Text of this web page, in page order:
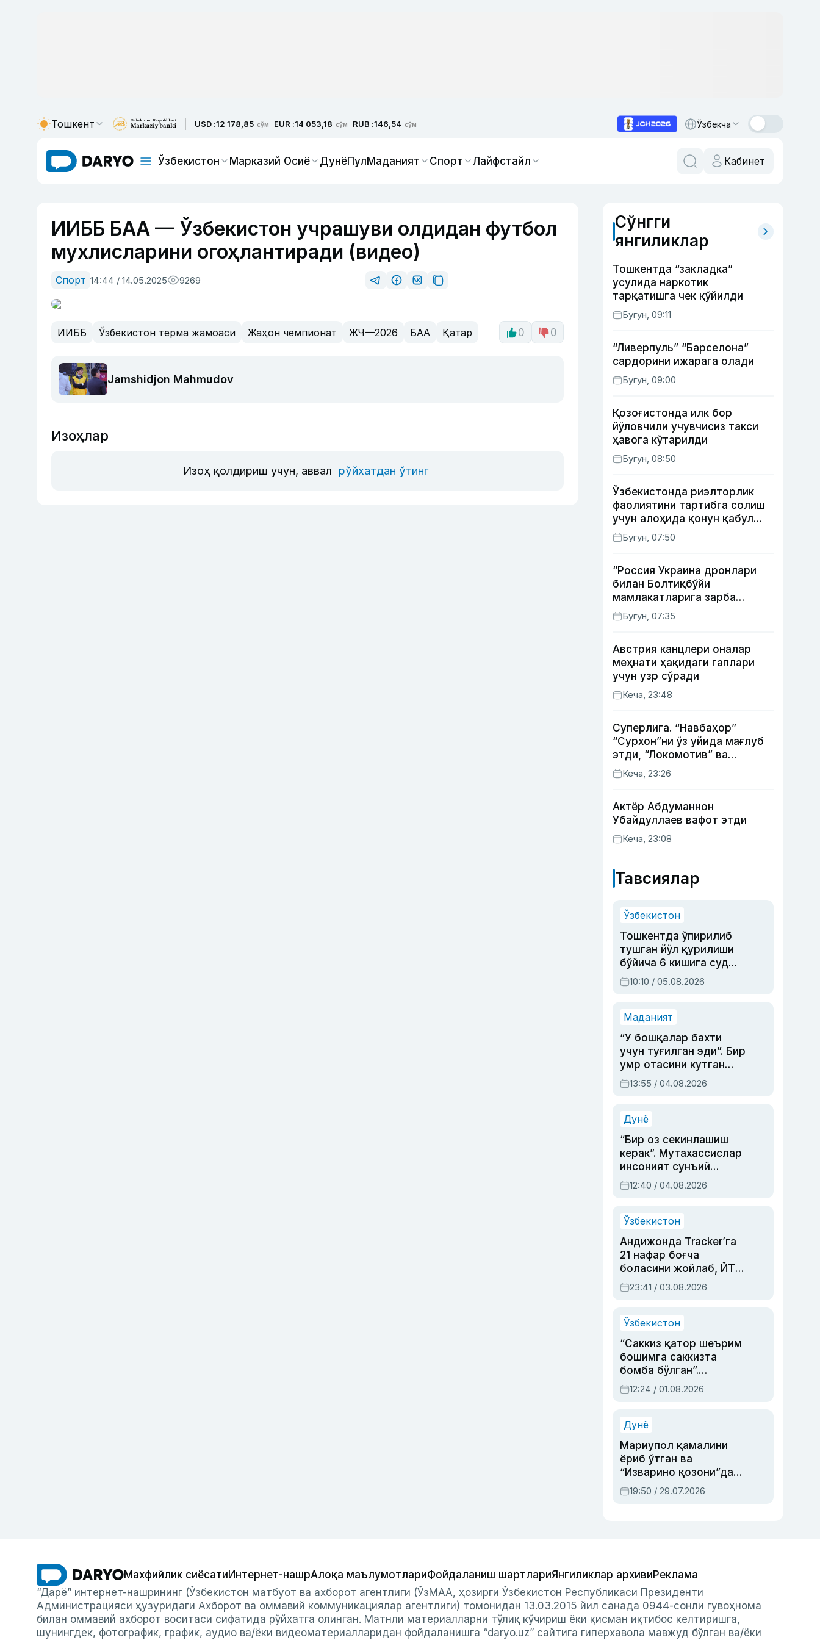
Тошкент USD :12 178,85 сўм EUR :14 053,18 сўм RUB :146,54 сўм Ўзбекча
Ўзбекистон Марказий Осиё ДунёПулМаданият Спорт Лайфстайл Кабинет
ИИББ БАА — Ўзбекистон учрашуви олдидан футбол
мухлисларини огоҳлантиради (видео)
Спорт 14:44 / 14.05.2025 9269
ИИББ Ўзбекистон терма жамоаси Жаҳон чемпионат ЖЧ—2026 БАА Қатар 0 0
Jamshidjon Mahmudov
Изоҳлар
Изоҳ қолдириш учун, аввал рўйхатдан ўтинг
Сўнгги
янгиликлар
Тошкентда “закладка”
усулида наркотик
тарқатишга чек қўйилди
Бугун, 09:11
“Ливерпуль” “Барселона”
сардорини ижарага олади
Бугун, 09:00
Қозоғистонда илк бор
йўловчили учувчисиз такси
ҳавога кўтарилди
Бугун, 08:50
Ўзбекистонда риэлторлик
фаолиятини тартибга солиш
учун алоҳида қонун қабул
қилинди
Бугун, 07:50
“Россия Украина дронлари
билан Болтиқбўйи
мамлакатларига зарба
бермоқчи” — Литва мудофаа
вазири
Бугун, 07:35
Австрия канцлери оналар
меҳнати ҳақидаги гаплари
учун узр сўради
Кеча, 23:48
Суперлига. “Навбаҳор”
“Сурхон”ни ўз уйида мағлуб
этди, “Локомотив” ва
“Хоразм” уйда ғалаба
қозонди
Кеча, 23:26
Актёр Абду­маннон
Убайдуллаев вафот этди
Кеча, 23:08
Тавсиялар
Ўзбекистон
Тошкентда ўпирилиб
тушган йўл қурилиши
бўйича 6 кишига суд
ҳукми ўқилди
10:10 / 05.08.2026
Маданият
“У бошқалар бахти
учун туғилган эди”. Бир
умр отасини кутган
актриса ва дубльяж
устаси Римма
синовларга тўла ҳаёти
13:55 / 04.08.2026
Дунё
“Бир оз секинлашиш
керак”. Мутахассислар
инсоният сунъий
интеллектни бошқара
олмай қолишидан
12:40 / 04.08.2026
Ўзбекистон
Андижонда Tracker’га
21 нафар боғча
боласини жойлаб, ЙТҲ
содир этган аёлга суд
ҳукми ўқилди
23:41 / 03.08.2026
Ўзбекистон
“Саккиз қатор шеърим
бошимга саккизта
бомба бўлган”.
Абдулла Ориповни
сиёсий айбловлардан
12:24 / 01.08.2026
Дунё
Мариупол қамалини
ёриб ўтган ва
“Изварино қозони”дан
чиққан қаҳрамон —
Украина армияси бош
19:50 / 29.07.2026
Махфийлик сиёсатиИнтернет-нашрАлоқа маълумотлариФойдаланиш шартлариЯнгиликлар архивиРеклама
“Дарё” интернет-нашрининг (Ўзбекистон матбуот ва ахборот агентлиги (ЎзМАА, ҳозирги Ўзбекистон Республикаси Президенти
Администрацияси ҳузуридаги Ахборот ва оммавий коммуникациялар агентлиги) томонидан 13.03.2015 йил санада 0944-сонли гувоҳнома
билан оммавий ахборот воситаси сифатида рўйхатга олинган. Матнли материалларни тўлиқ кўчириш ёки қисман иқтибос келтиришга,
шунингдек, фотографик, график, аудио ва/ёки видеоматериалларидан фойдаланишга “daryo.uz” сайтига гиперхавола мавжуд бўлган ва/ёки